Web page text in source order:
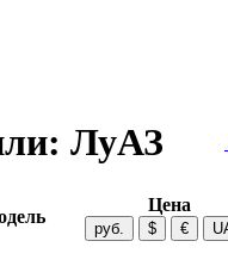
ЛуАЗ
Цена